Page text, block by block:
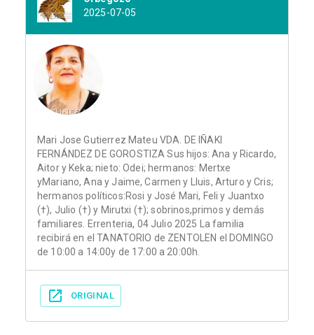
2025-07-05
Mari Jose Gutierrez Mateu VDA. DE IÑAKI
FERNÁNDEZ DE GOROSTIZA Sus hijos: Ana y Ricardo,
Aitor y Keka; nieto: Odei; hermanos: Mertxe
yMariano, Ana y Jaime, Carmen y Lluis, Arturo y Cris;
hermanos políticos:Rosi y José Mari, Feli y Juantxo
(†), Julio (†) y Mirutxi (†); sobrinos,primos y demás
familiares. Errenteria, 04 Julio 2025 La familia
recibirá en el TANATORIO de ZENTOLEN el DOMINGO
de 10:00 a 14:00y de 17:00 a 20:00h.
ORIGINAL